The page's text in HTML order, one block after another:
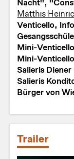
Matthis
Venticello,
Mini-
Mini-
Salieris
Salieris
Bürger von
Trailer